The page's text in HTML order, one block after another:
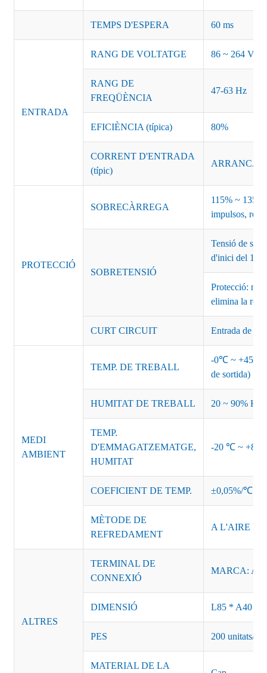
TEMPS D'ESPERA 60 ms
ENTRADA
RANG DE VOLTATGE 86 ~ 264
RANG DE
FREQÜÈNCIA
47-63 Hz
EFICIÈNCIA (típica) 80%
CORRENT D'ENTRADA
(típic)
PROTECCIÓ
SOBRECÀRREGA
115% ~
impulsos,
SOBRETENSIÓ
Tensió de
d'inici del
Protecció:
elimina la
CURT CIRCUIT Entrada de
MEDI
AMBIENT
TEMP. DE TREBALL
-0℃ ~ +45℃
de sortida)
HUMITAT DE TREBALL 20 ~ 90% HR
TEMP.
D'EMMAGATZEMATGE,
HUMITAT
-20 ℃ ~ +85
COEFICIENT DE TEMP. ±0,05%/℃
MÈTODE DE
REFREDAMENT
A L'AIRE
ALTRES
TERMINAL DE
CONNEXIÓ
MARCA:
DIMENSIÓ L85 * A40 *
PES 200 unitats/
MATERIAL DE LA